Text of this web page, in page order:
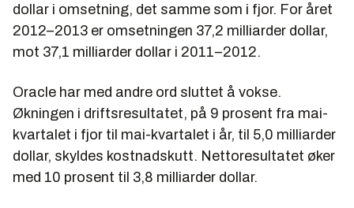
dollar i omsetning, det samme som i fjor. For året
2012–2013 er omsetningen 37,2 milliarder dollar,
mot 37,1 milliarder dollar i 2011–2012.
Oracle har med andre ord sluttet å vokse.
Økningen i driftsresultatet, på 9 prosent fra mai-
kvartalet i fjor til mai-kvartalet i år, til 5,0 milliarder
dollar, skyldes kostnadskutt. Nettoresultatet øker
med 10 prosent til 3,8 milliarder dollar.